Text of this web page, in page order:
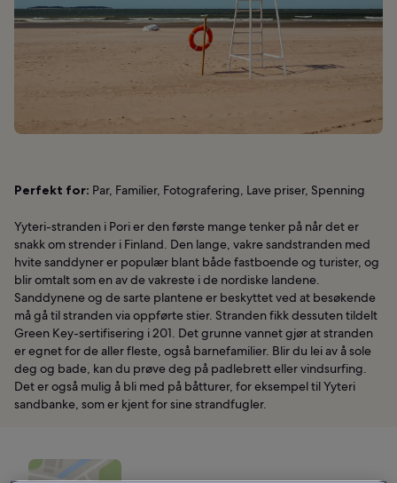
Perfekt for: Par, Familier, Fotografering, Lave priser, Spenning
Yyteri-stranden i Pori er den første mange tenker på når det er
snakk om strender i Finland. Den lange, vakre sandstranden med
hvite sanddyner er populær blant både fastboende og turister, og
blir omtalt som en av de vakreste i de nordiske landene.
Sanddynene og de sarte plantene er beskyttet ved at besøkende
må gå til stranden via oppførte stier. Stranden fikk dessuten tildelt
Green Key-sertifisering i 201. Det grunne vannet gjør at stranden
er egnet for de aller fleste, også barnefamilier. Blir du lei av å sole
deg og bade, kan du prøve deg på padlebrett eller vindsurfing.
Det er også mulig å bli med på båtturer, for eksempel til Yyteri
sandbanke, som er kjent for sine strandfugler.